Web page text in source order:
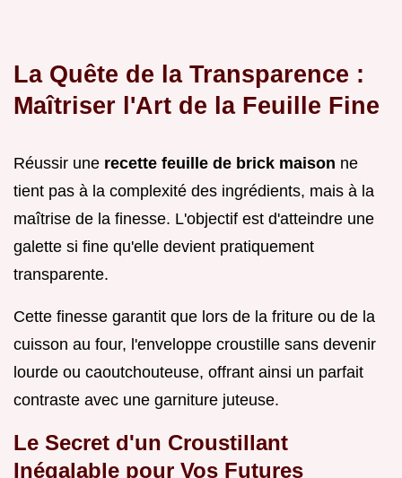
La Quête de la Transparence :
Maîtriser l'Art de la Feuille Fine
Réussir une recette feuille de brick maison ne
tient pas à la complexité des ingrédients, mais à la
maîtrise de la finesse. L'objectif est d'atteindre une
galette si fine qu'elle devient pratiquement
transparente.
Cette finesse garantit que lors de la friture ou de la
cuisson au four, l'enveloppe croustille sans devenir
lourde ou caoutchouteuse, offrant ainsi un parfait
contraste avec une garniture juteuse.
Le Secret d'un Croustillant
Inégalable pour Vos Futures